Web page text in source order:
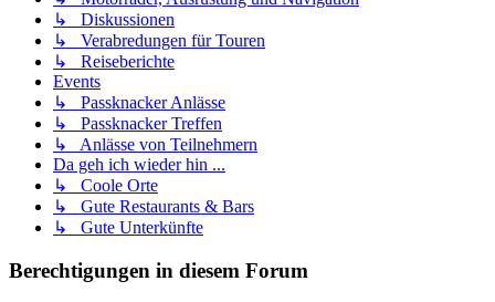
↳ Diskussionen
↳ Verabredungen für Touren
↳ Reiseberichte
Events
↳ Passknacker Anlässe
↳ Passknacker Treffen
↳ Anlässe von Teilnehmern
Da geh ich wieder hin ...
↳ Coole Orte
↳ Gute Restaurants & Bars
↳ Gute Unterkünfte
Berechtigungen in diesem Forum